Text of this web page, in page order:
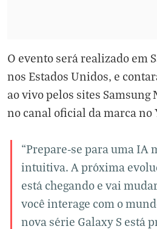
O evento será realizado em
nos Estados Unidos, e
ao vivo pelos sites Samsung
no canal oficial da marca no
“Prepare-se para uma IA
intuitiva. A próxima
está chegando e vai
você interage com o
nova série Galaxy S está